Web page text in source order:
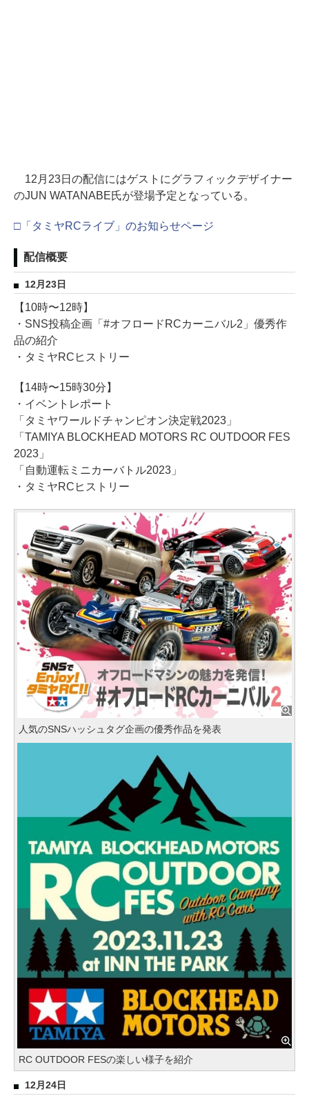
12月23日の配信にはゲストにグラフィックデザイナー
のJUN WATANABE氏が登場予定となっている。
□「タミヤRCライブ」のお知らせページ
配信概要
12月23日
【10時〜12時】
・SNS投稿企画「#オフロードRCカーニバル2」優秀作
品の紹介
・タミヤRCヒストリー
【14時〜15時30分】
・イベントレポート
「タミヤワールドチャンピオン決定戦2023」
「TAMIYA BLOCKHEAD MOTORS RC OUTDOOR FES
2023」
「自動運転ミニカーバトル2023」
・タミヤRCヒストリー
人気のSNSハッシュタグ企画の優秀作品を発表
RC OUTDOOR FESの楽しい様子を紹介
12月24日